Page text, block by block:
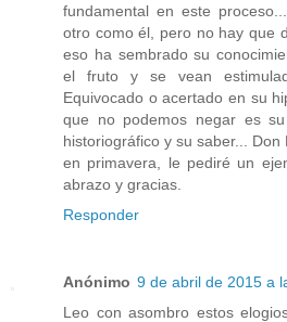
fundamental en este
otro como él, pero no hay que
eso ha sembrado su
el fruto y se vean
Equivocado o acertado en su
que no podemos negar es
historiográfico y su saber...
en primavera, le pediré un
abrazo y gracias.
Responder
Anónimo 9 de abril de 2015 a
Leo con asombro estos